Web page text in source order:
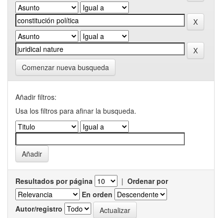
Comenzar nueva busqueda
Añadir filtros:
Usa los filtros para afinar la busqueda.
Resultados por página | Ordenar por
En orden
Autor/registro